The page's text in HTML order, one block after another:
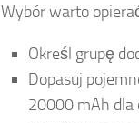
Wybór warto
Określ grupę
Dopasuj
20000 mAh dla